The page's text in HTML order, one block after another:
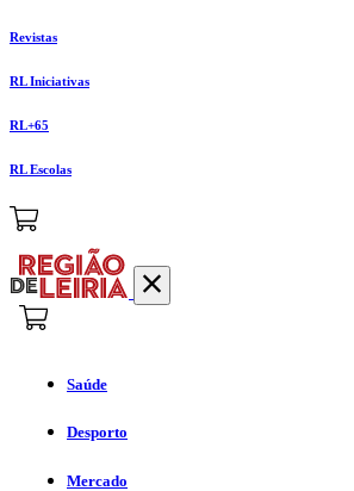
Revistas
RL Iniciativas
RL+65
RL Escolas
Saúde
Desporto
Mercado